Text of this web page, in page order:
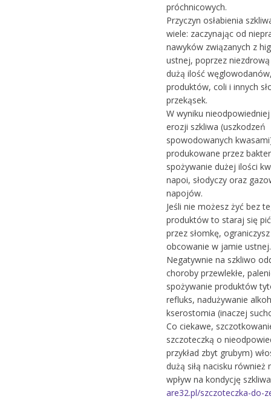
próchnicowych.
Przyczyn osłabienia
wiele: zaczynając od
nawyków związanych z
ustnej, poprzez
dużą ilość
produktów, coli i innych
przekąsek.
W wyniku
erozji szkliwa (uszkodzeń
spowodowanych
produkowane przez
spożywanie dużej ilości
napoi, słodyczy oraz
napojów.
Jeśli nie możesz żyć bez
produktów to staraj się
przez słomkę,
obcowanie w jamie ustnej.
Negatywnie na szkliwo
choroby przewlekłe,
spożywanie produktów
refluks, nadużywanie
kserostomia (inaczej
Co ciekawe,
szczoteczką o
przykład zbyt grubym)
dużą siłą nacisku również
wpływ na kondycję
are32.pl/szczoteczka-do-